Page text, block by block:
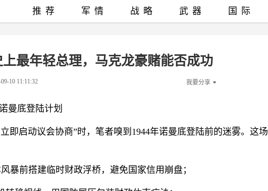
最年轻总理，马克龙豪赌能否成功
10 11:11:32 我要分享
曼底登陆计划
即启动议会协商”时，笔者嗅到1944年诺曼底登陆前的迷雾。这场
暴前搭建临时财政浮桥，避免国家信用崩盘；
推荐 军情 战略 武器 国际